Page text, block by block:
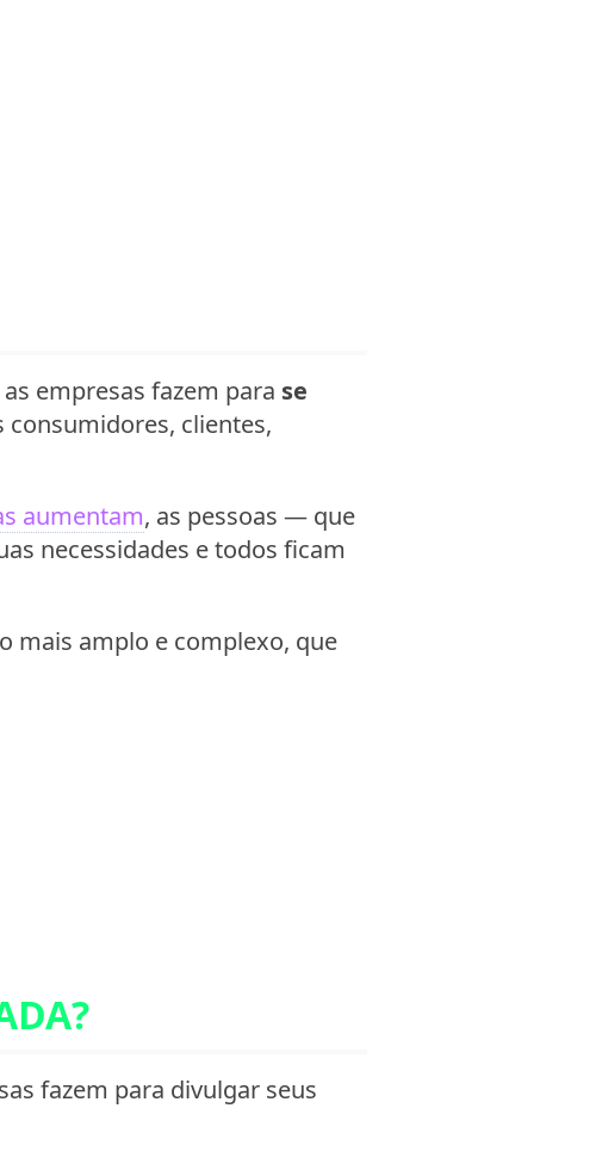
empresas fazem para se
clientes,
aumentam, as pessoas — que
necessidades e todos ficam
mais amplo e complexo, que
fazem para divulgar seus